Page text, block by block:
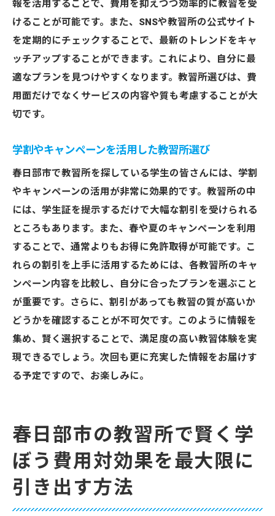
報を活用することで、費用を抑えつつ効率的に教習を受
けることが可能です。また、SNSや教習所の公式サイト
を定期的にチェックすることで、最新のトレンドをキャ
ッチアップすることができます。これにより、自分に最
適なプランを見つけやすくなります。教習所選びは、費
用面だけでなくサービスの内容や質も考慮することが大
切です。
学割やキャンペーンを活用した教習所選び
春日部市で教習所を探している学生の皆さんには、学割
やキャンペーンの活用が非常に効果的です。教習所の中
には、学生証を提示するだけで大幅な割引を受けられる
ところもあります。また、春や夏のキャンペーンを利用
することで、通常よりもお得に免許取得が可能です。こ
れらの割引を上手に活用するためには、各教習所のキャ
ンペーン内容を比較し、自分に合ったプランを選ぶこと
が重要です。さらに、割引があっても教習の質が高いか
どうかを確認することが不可欠です。このように情報を
集め、賢く選択することで、満足度の高い教習体験を実
現できるでしょう。次回も更に充実した情報をお届けす
る予定ですので、お楽しみに。
春日部市の教習所で賢く学
ぼう費用対効果を最大限に
引き出す方法